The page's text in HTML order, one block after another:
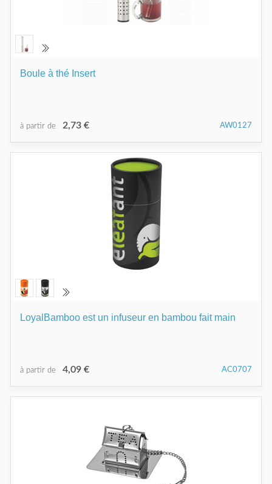
Boule à thé Insert
à partir de 2,73 € AW0127
LoyalBamboo est un infuseur en bambou fait main
à partir de 4,09 € AC0707